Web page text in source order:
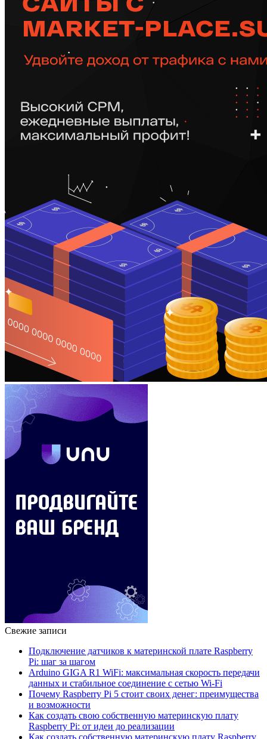
Свежие записи
Подключение датчиков к материнской плате Raspberry
Pi: шаг за шагом
Arduino GIGA R1 WiFi: максимальная скорость передачи
данных и стабильное соединение с сетью Wi-Fi
Почему Raspberry Pi 5 стоит своих денег: преимущества
и возможности
Как создать свою собственную материнскую плату
Raspberry Pi: от идеи до реализации